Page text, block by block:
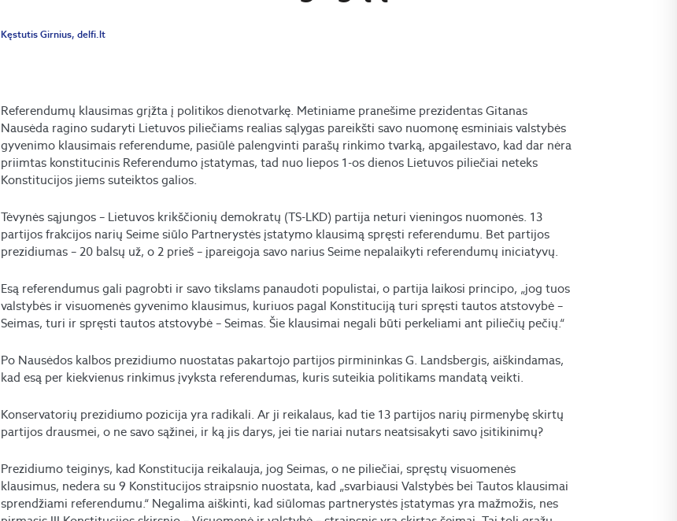
Kęstutis Girnius, delfi.lt
Referendumų klausimas grįžta į politikos dienotvarkę. Metiniame pranešime prezidentas Gitanas
Nausėda ragino sudaryti Lietuvos piliečiams realias sąlygas pareikšti savo nuomonę esminiais valstybės
gyvenimo klausimais referendume, pasiūlė palengvinti parašų rinkimo tvarką, apgailestavo, kad dar nėra
priimtas konstitucinis Referendumo įstatymas, tad nuo liepos 1-os dienos Lietuvos piliečiai neteks
Konstitucijos jiems suteiktos galios.
Tėvynės sąjungos – Lietuvos krikščionių demokratų (TS-LKD) partija neturi vieningos nuomonės. 13
partijos frakcijos narių Seime siūlo Partnerystės įstatymo klausimą spręsti referendumu. Bet partijos
prezidiumas – 20 balsų už, o 2 prieš – įpareigoja savo narius Seime nepalaikyti referendumų iniciatyvų.
Esą referendumus gali pagrobti ir savo tikslams panaudoti populistai, o partija laikosi principo, „jog tuos
valstybės ir visuomenės gyvenimo klausimus, kuriuos pagal Konstituciją turi spręsti tautos atstovybė –
Seimas, turi ir spręsti tautos atstovybė – Seimas. Šie klausimai negali būti perkeliami ant piliečių pečių.“
Po Nausėdos kalbos prezidiumo nuostatas pakartojo partijos pirmininkas G. Landsbergis, aiškindamas,
kad esą per kiekvienus rinkimus įvyksta referendumas, kuris suteikia politikams mandatą veikti.
Konservatorių prezidiumo pozicija yra radikali. Ar ji reikalaus, kad tie 13 partijos narių pirmenybę skirtų
partijos drausmei, o ne savo sąžinei, ir ką jis darys, jei tie nariai nutars neatsisakyti savo įsitikinimų?
Prezidiumo teiginys, kad Konstitucija reikalauja, jog Seimas, o ne piliečiai, spręstų visuomenės
klausimus, nedera su 9 Konstitucijos straipsnio nuostata, kad „svarbiausi Valstybės bei Tautos klausimai
sprendžiami referendumu.“ Negalima aiškinti, kad siūlomas partnerystės įstatymas yra mažmožis, nes